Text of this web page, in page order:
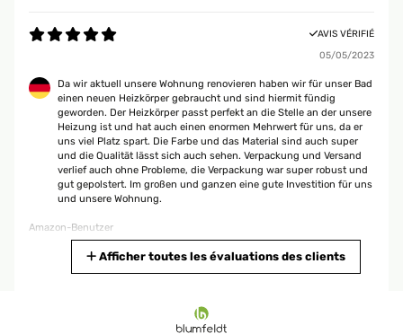
AVIS VÉRIFIÉ
05/05/2023
Da wir aktuell unsere Wohnung renovieren haben wir für unser Bad
einen neuen Heizkörper gebraucht und sind hiermit fündig
geworden. Der Heizkörper passt perfekt an die Stelle an der unsere
Heizung ist und hat auch einen enormen Mehrwert für uns, da er
uns viel Platz spart. Die Farbe und das Material sind auch super
und die Qualität lässt sich auch sehen. Verpackung und Versand
verlief auch ohne Probleme, die Verpackung war super robust und
gut gepolstert. Im großen und ganzen eine gute Investition für uns
und unsere Wohnung.
Amazon-Benutzer
Afficher toutes les évaluations des clients